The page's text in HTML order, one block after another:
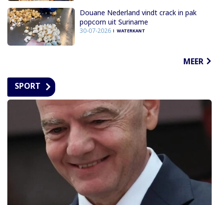
Douane Nederland vindt crack in pak
popcorn uit Suriname
30-07-2026 WATERKANT
MEER
SPORT